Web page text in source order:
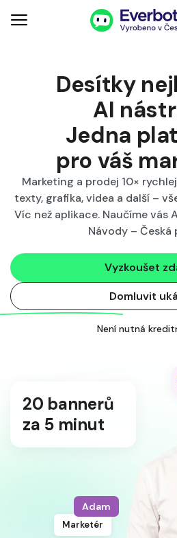
Desítky
AI
Jedna
pro váš
Marketing a prodej 10×
texty, grafika, videa a další –
Víc než aplikace. Naučíme vás
Návody – Česká
Vyzkoušet
Domluvit
Není nutná
20 bannerů
za 5 minut
Adam
Marketér